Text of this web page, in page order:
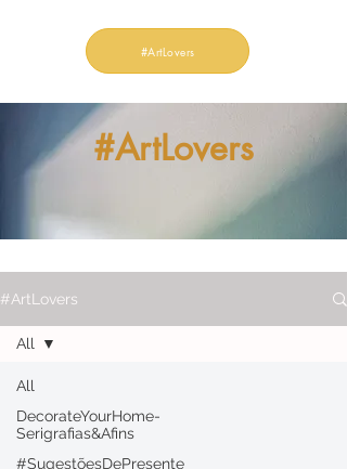
#ArtLovers
#ArtLovers
#ArtLovers
All
DecorateYourHome-
Serigrafias&Afins
#SugestõesDePresente
All